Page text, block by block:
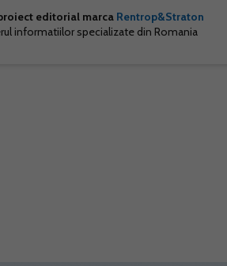
editorial marca Rentrop&Straton
informatiilor specializate din Romania